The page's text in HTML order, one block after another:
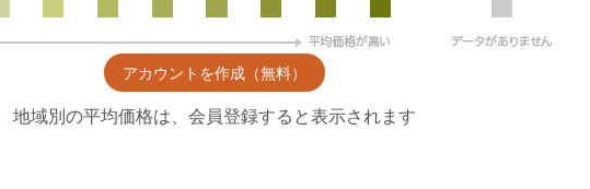
アカウントを作成（無料）
地域別の平均価格は、会員登録すると表示されます